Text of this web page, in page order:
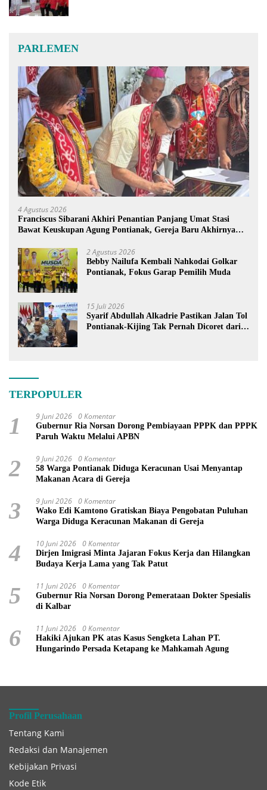
PARLEMEN
4 Agustus 2026
Franciscus Sibarani Akhiri Penantian Panjang Umat Stasi
Bawat Keuskupan Agung Pontianak, Gereja Baru Akhirnya
2 Agustus 2026
Bebby Nailufa Kembali Nahkodai Golkar
Pontianak, Fokus Garap Pemilih Muda
15 Juli 2026
Syarif Abdullah Alkadrie Pastikan Jalan Tol
Pontianak-Kijing Tak Pernah Dicoret dari
TERPOPULER
1 9 Juni 2026 0 Komentar
Gubernur Ria Norsan Dorong Pembiayaan PPPK dan PPPK
Paruh Waktu Melalui APBN
2 9 Juni 2026 0 Komentar
58 Warga Pontianak Diduga Keracunan Usai Menyantap
Makanan Acara di Gereja
3 9 Juni 2026 0 Komentar
Wako Edi Kamtono Gratiskan Biaya Pengobatan Puluhan
Warga Diduga Keracunan Makanan di Gereja
4 10 Juni 2026 0 Komentar
Dirjen Imigrasi Minta Jajaran Fokus Kerja dan Hilangkan
Budaya Kerja Lama yang Tak Patut
5 11 Juni 2026 0 Komentar
Gubernur Ria Norsan Dorong Pemerataan Dokter Spesialis
di Kalbar
6 11 Juni 2026 0 Komentar
Hakiki Ajukan PK atas Kasus Sengketa Lahan PT.
Hungarindo Persada Ketapang ke Mahkamah Agung
Profil Perusahaan
Tentang Kami
Redaksi dan Manajemen
Kebijakan Privasi
Kode Etik